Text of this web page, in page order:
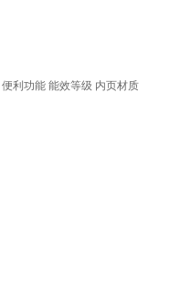
便利功能 能效等级 内页材质